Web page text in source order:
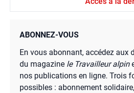
ABONNEZ-VOUS
En vous abonnant, accédez aux
du magazine le Travailleur alpin
nos publications en ligne. Trois
possibles : abonnement